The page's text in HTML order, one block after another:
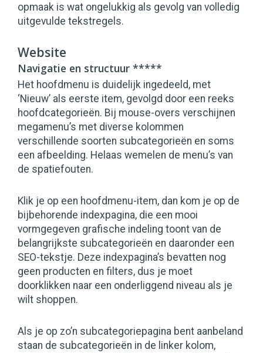
opmaak is wat ongelukkig als gevolg van volledig
uitgevulde tekstregels.
Website
Navigatie en structuur *****
Het hoofdmenu is duidelijk ingedeeld, met
‘Nieuw’ als eerste item, gevolgd door een reeks
hoofdcategorieën. Bij mouse-overs verschijnen
megamenu’s met diverse kolommen
verschillende soorten subcategorieën en soms
een afbeelding. Helaas wemelen de menu’s van
de spatiefouten.
Klik je op een hoofdmenu-item, dan kom je op de
bijbehorende indexpagina, die een mooi
vormgegeven grafische indeling toont van de
belangrijkste subcategorieën en daaronder een
SEO-tekstje. Deze indexpagina’s bevatten nog
geen producten en filters, dus je moet
doorklikken naar een onderliggend niveau als je
wilt shoppen.
Als je op zo’n subcategoriepagina bent aanbeland
staan de subcategorieën in de linker kolom,